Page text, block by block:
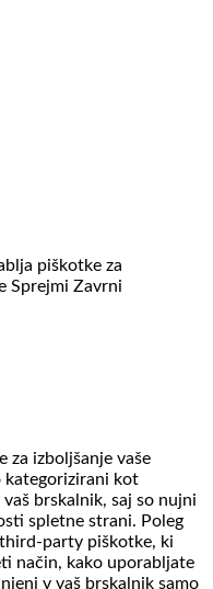
piškotke za
Sprejmi Zavrni
za izboljšanje vaše
kategorizirani kot
brskalnik, saj so nujni
spletne strani. Poleg
party piškotke, ki
način, kako uporabljate
v vaš brskalnik samo